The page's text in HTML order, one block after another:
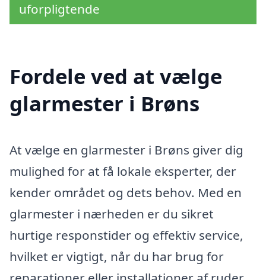
uforpligtende
Fordele ved at vælge
glarmester i Brøns
At vælge en glarmester i Brøns giver dig
mulighed for at få lokale eksperter, der
kender området og dets behov. Med en
glarmester i nærheden er du sikret
hurtige responstider og effektiv service,
hvilket er vigtigt, når du har brug for